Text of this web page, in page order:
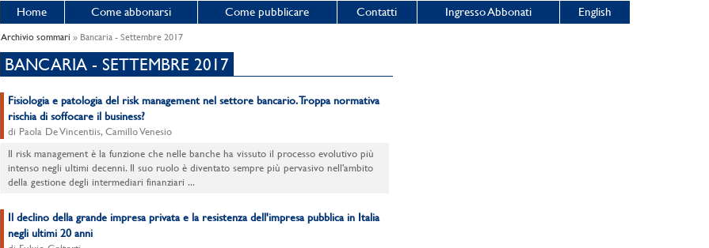
Home Come abbonarsi Come pubblicare Contatti Ingresso Abbonati English
Archivio sommari » Bancaria - Settembre 2017
BANCARIA - SETTEMBRE 2017
Fisiologia e patologia del risk management nel settore bancario. Troppa normativa
rischia di soffocare il business?
di Paola De Vincentiis, Camillo Venesio
Il risk management è la funzione che nelle banche ha vissuto il processo evolutivo più
intenso negli ultimi decenni. Il suo ruolo è diventato sempre più pervasivo nell'ambito
della gestione degli intermediari finanziari ...
Il declino della grande impresa privata e la resistenza dell'impresa pubblica in Italia
negli ultimi 20 anni